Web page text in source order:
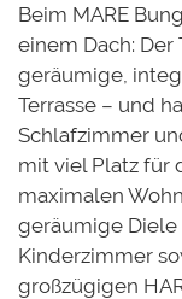
Beim MARE
einem Dach:
geräumige,
Terrasse – und
Schlafzimmer
mit viel Platz für
maximalen
geräumige
Kinderzimmer
großzügigen